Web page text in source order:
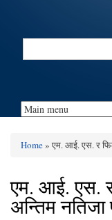
Search
You are here
Home» एम. आई. एस. र
एम. आई. एस.
अन्तिम